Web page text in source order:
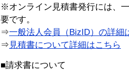
※オンライン見積書発行には、
要です。
⇒一般法人会員（BizID）の詳細
⇒ 見積書について詳細はこちら
■請求書について